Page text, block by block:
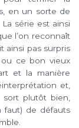
en un sorte de
série est ainsi
l’on reconnaît
ainsi pas surpris
ou ce bon vieux
et la manière
et,
sort plutôt bien,
faut) de défauts